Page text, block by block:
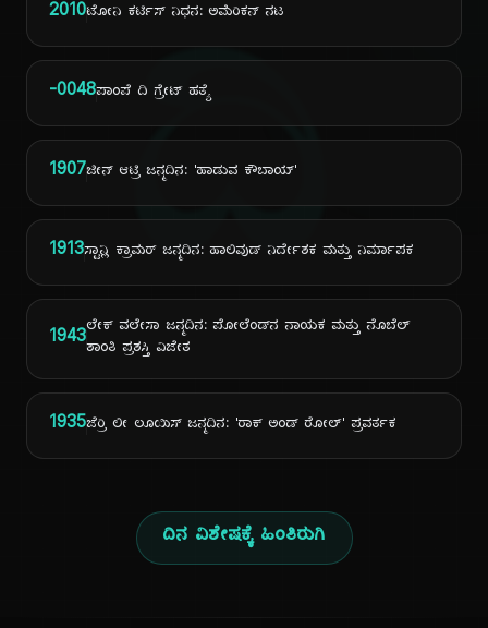
ದಿ
2010ಟೋನಿ ಕರ್ಟಿಸ್ ನಿಧನ: ಅಮೆರಿಕನ್ ನಟ
-0048ಪಾಂಪೆ ದಿ ಗ್ರೇಟ್ ಹತ್ಯೆ
1907ಜೀನ್ ಆಟ್ರಿ ಜನ್ಮದಿನ: 'ಹಾಡುವ ಕೌಬಾಯ್'
1913ಸ್ಟಾನ್ಲಿ ಕ್ರಾಮರ್ ಜನ್ಮದಿನ: ಹಾಲಿವುಡ್ ನಿರ್ದೇಶಕ ಮತ್ತು ನಿರ್ಮಾಪಕ
1943ಲೇಕ್ ವಲೇಸಾ ಜನ್ಮದಿನ: ಪೋಲೆಂಡ್‌ನ ನಾಯಕ ಮತ್ತು ನೊಬೆಲ್
ಶಾಂತಿ ಪ್ರಶಸ್ತಿ ವಿಜೇತ
1935ಜೆರ್ರಿ ಲೀ ಲೂಯಿಸ್ ಜನ್ಮದಿನ: 'ರಾಕ್ ಅಂಡ್ ರೋಲ್' ಪ್ರವರ್ತಕ
ದಿನ ವಿಶೇಷಕ್ಕೆ ಹಿಂತಿರುಗಿ